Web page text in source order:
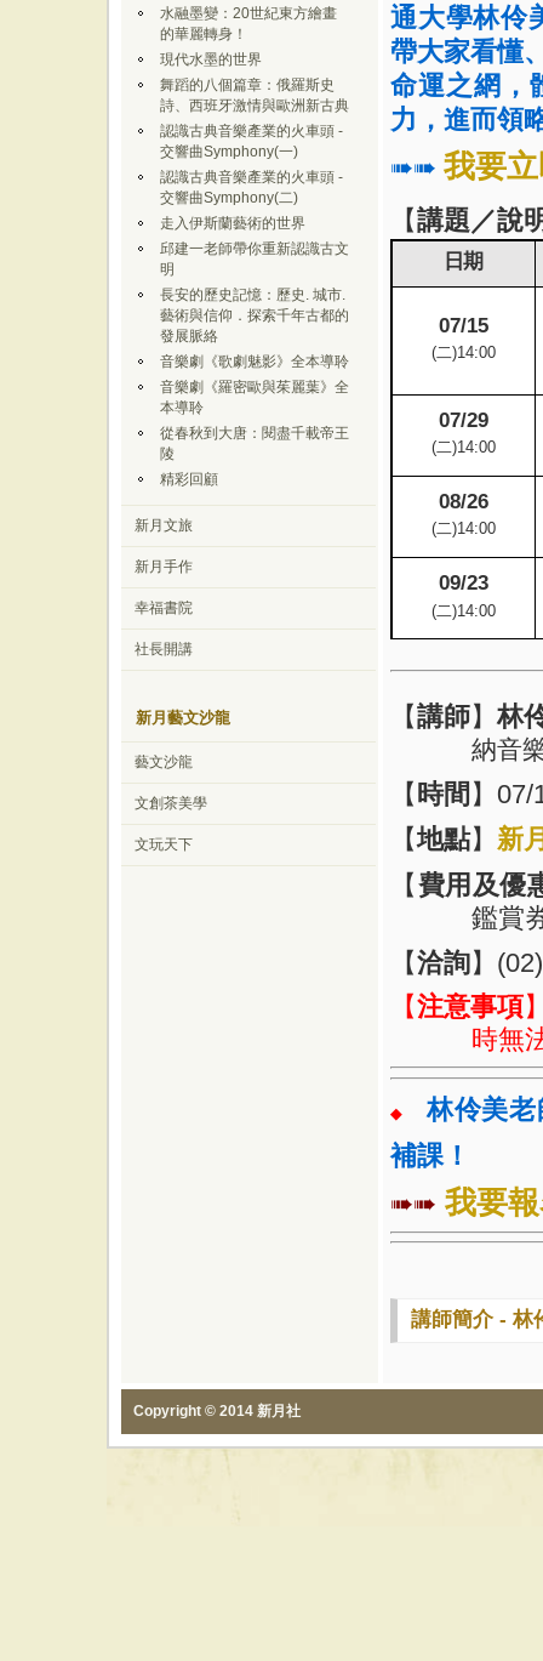
水融墨變：20世紀東方繪畫
的華麗轉身！
現代水墨的世界
舞蹈的八個篇章：俄羅斯史
詩、西班牙激情與歐洲新古典
認識古典音樂產業的火車頭 -
交響曲Symphony(一)
認識古典音樂產業的火車頭 -
交響曲Symphony(二)
走入伊斯蘭藝術的世界
邱建一老師帶你重新認識古文
明
長安的歷史記憶：歷史. 城市.
藝術與信仰．探索千年古都的
發展脈絡
音樂劇《歌劇魅影》全本導聆
音樂劇《羅密歐與茱麗葉》全
本導聆
從春秋到大唐：閱盡千載帝王
陵
精彩回顧
新月文旅
新月手作
幸福書院
社長開講
新月藝文沙龍
藝文沙龍
文創茶美學
文玩天下
通大學林伶
帶大家看懂
命運之網，
力，進而領
➠➠ 我要
【講題／說
日期
07/15
(二)14:00
07/29
(二)14:00
08/26
(二)14:00
09/23
(二)14:00
【講師】林
納音
【 時間 】 07/
【地點】 新
【費用及優
鑑賞
【洽詢】
【注意事項
時無
◆
林伶美
補課！
➠➠ 我要
講師簡介 - 林
Copyright © 2014 新月社